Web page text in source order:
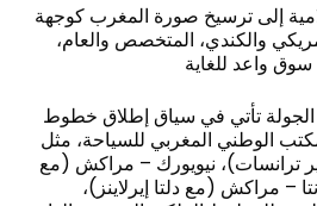
إلى ترسيخ صورة المغرب كوجهة
والكندي، المتخصص والعام،
واعد للغاية
الجولة تأتي في سياق إطلاق خطوط
الوطني المغربي للسياحة، مثل
ترانسات)، نيويورك – مراكش (مع
– مراكش (مع دلتا إيرلاينز)،